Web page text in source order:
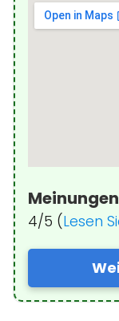
Meinungen
4/5 (Lesen